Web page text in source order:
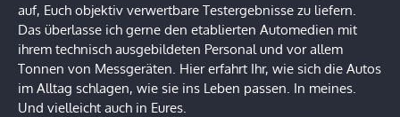
auf, Euch objektiv verwertbare Testergebnisse zu liefern.
Das überlasse ich gerne den etablierten Automedien mit
ihrem technisch ausgebildeten Personal und vor allem
Tonnen von Messgeräten. Hier erfahrt Ihr, wie sich die Autos
im Alltag schlagen, wie sie ins Leben passen. In meines.
Und vielleicht auch in Eures.